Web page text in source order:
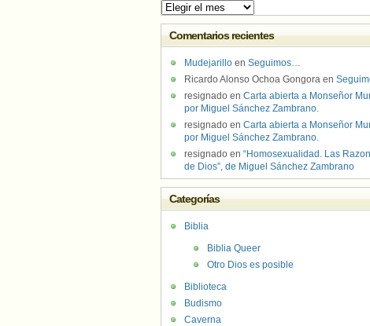
Archivos
Comentarios recientes
Mudejarillo en Seguimos…
Ricardo Alonso Ochoa Gongora en
resignado en Carta abierta a Monseñor
por Miguel Sánchez Zambrano.
resignado en Carta abierta a Monseñor
por Miguel Sánchez Zambrano.
resignado en “Homosexualidad. Las
de Dios”, de Miguel Sánchez Zambrano
Categorías
Biblia
Biblia Queer
Otro Dios es posible
Biblioteca
Budismo
Caverna